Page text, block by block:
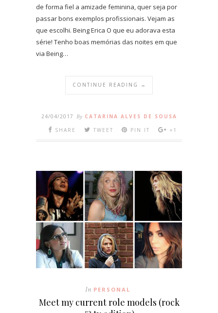
de forma fiel a amizade feminina, quer seja por
passar bons exemplos profissionais. Vejam as
que escolhi. Being Erica O que eu adorava esta
série! Tenho boas memórias das noites em que
via Being…
CONTINUE READING →
24/04/2017 By CATARINA ALVES DE SOUSA
SHARE
TWEET PIN IT +1
In PERSONAL
Meet my current role models (rock